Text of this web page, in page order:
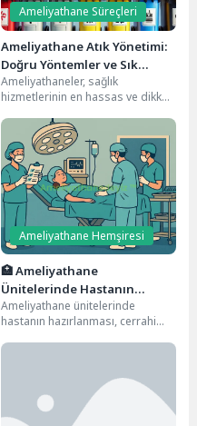
Ameliyathane Süreçleri
Ameliyathane Atık Yönetimi:
Doğru Yöntemler ve Sık
Sorulan Sorular
Ameliyathaneler, sağlık
hizmetlerinin en hassas ve dikkat
burada kullanılan malzemeler ve
ortaya...
Ameliyathane Hemşiresi
🏥 Ameliyathane
Ünitelerinde Hastanın
Hazırlanması: Adım Adım
Rehber
Ameliyathane ünitelerinde
hastanın hazırlanması, cerrahi
açısından kritik bir süreçtir.